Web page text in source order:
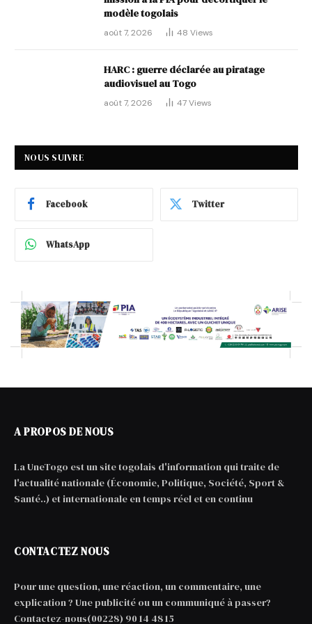
modèle togolais
août 7, 2026 48 Views
HARC : guerre déclarée au piratage
audiovisuel au Togo
août 7, 2026 47Views
NOUS SUIVRE
Facebook Twitter
WhatsApp
A PROPOS DE NOUS
La UneTogo est un site togolais d'information qui traite de
l'actualité nationale (Économie, Politique, Société, Sport &
Santé..) et internationale en temps réel et en continu
CONTACTEZ NOUS
Pour une question, une réaction, un commentaire, une
explication ? Une publicité ou un communiqué à passer?
Contactez-nous(00228) 90 14 48 15